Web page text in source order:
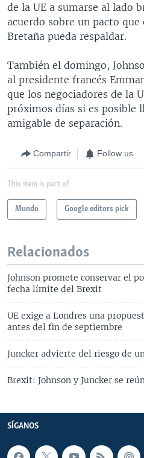
de la UE a sumarse al lado
acuerdo sobre un pacto
Bretaña pueda respaldar.
También el domingo,
al presidente francés
que los negociadores de la
próximos días si es posible
amigable de separación.
Compartir Follow us
This item is part of
Mundo Google editors pick
Relacionados
Johnson promete conservar el
fecha límite del Brexit
UE exige a Londres una
antes del fin de septiembre
Juncker advierte del riesgo de
Brexit: Johnson y Juncker se
SÍGANOS